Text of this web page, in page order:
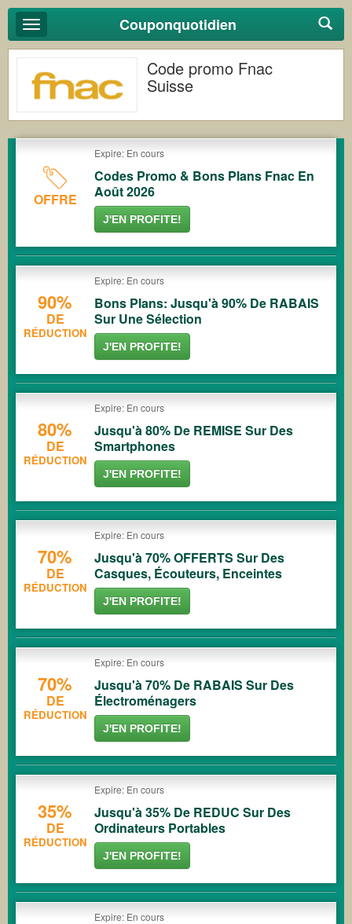
Basculer
la
navigation
Couponquotidien
Code promo Fnac
Suisse
OFFRE
Expire: En cours
Codes Promo & Bons Plans Fnac En
Août 2026
J'EN PROFITE!
90%
DE
RÉDUCTION
Expire: En cours
Bons Plans: Jusqu'à 90% De RABAIS
Sur Une Sélection
J'EN PROFITE!
80%
DE
RÉDUCTION
Expire: En cours
Jusqu'à 80% De REMISE Sur Des
Smartphones
J'EN PROFITE!
70%
DE
RÉDUCTION
Expire: En cours
Jusqu'à 70% OFFERTS Sur Des
Casques, Écouteurs, Enceintes
J'EN PROFITE!
70%
DE
RÉDUCTION
Expire: En cours
Jusqu'à 70% De RABAIS Sur Des
Électroménagers
J'EN PROFITE!
35%
DE
RÉDUCTION
Expire: En cours
Jusqu'à 35% De REDUC Sur Des
Ordinateurs Portables
J'EN PROFITE!
Expire: En cours